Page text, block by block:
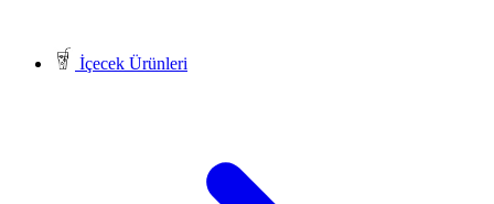
İçecek Ürünleri